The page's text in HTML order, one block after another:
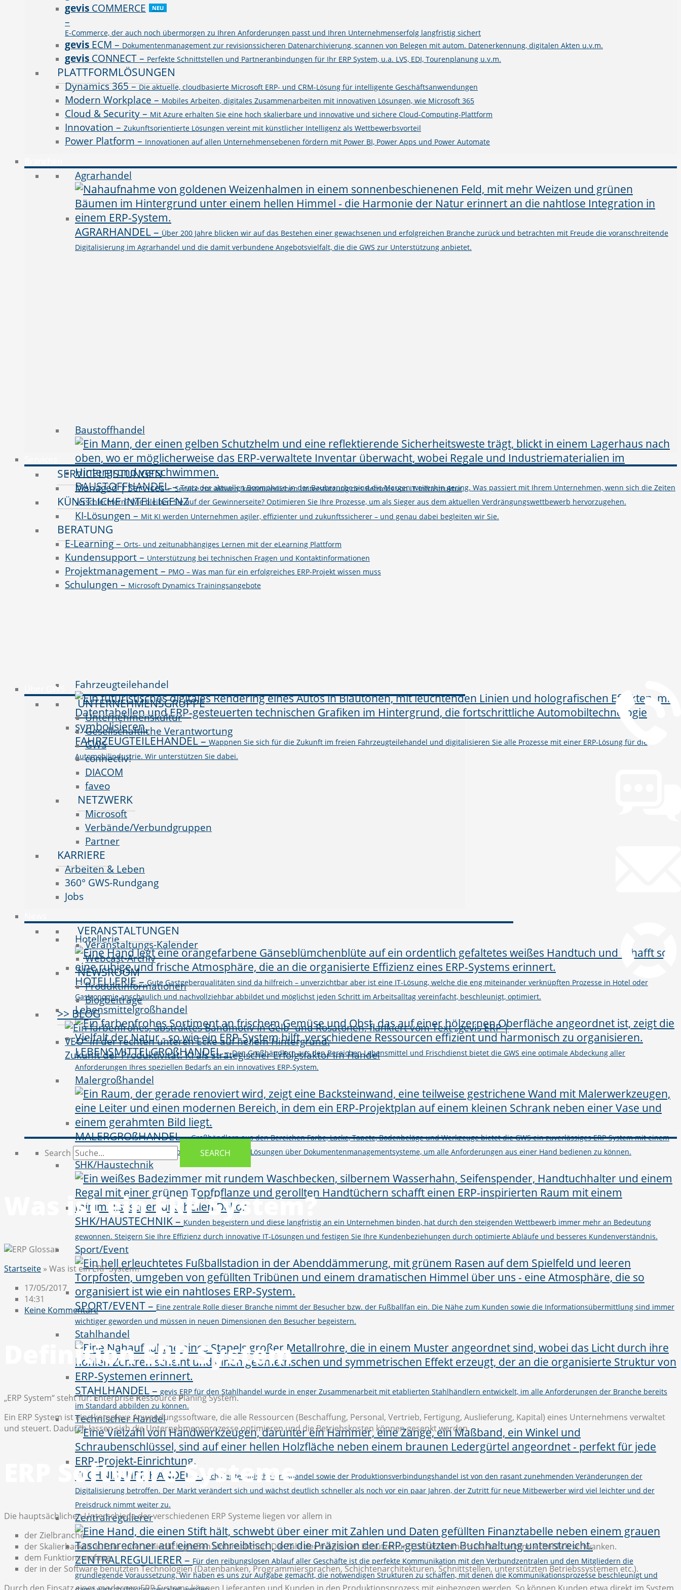
gevis COMMERCE
–
E-Commerce, der auch noch übermorgen zu Ihren Anforderungen passt und Ihren Unternehmenserfolg langfristig sichert
NEU
gevis ECM – Dokumentenmanagement zur revisionssicheren Datenarchivierung, scannen von Belegen mit autom. Datenerkennung, digitalen Akten u.v.m.
gevis CONNECT– Perfekte Schnittstellen und Partneranbindungen für Ihr ERP System, u.a. LVS, EDI, Tourenplanung u.v.m.
PLATTFORMLÖSUNGEN
Dynamics 365–Die aktuelle, cloudbasierte Microsoft ERP- und CRM-Lösung für intelligente Geschäftsanwendungen
Modern Workplace – Mobiles Arbeiten, digitales Zusammenarbeiten mit innovativen Lösungen, wie Microsoft 365
Cloud & Security– Mit Azure erhalten Sie eine hoch skalierbare und innovative und sichere Cloud-Computing-Plattform
Innovation – Zukunftsorientierte Lösungen vereint mit künstlicher Intelligenz als Wettbewerbsvorteil
Power Platform – Innovationen auf allen Unternehmensebenen fördern mit Power BI, Power Apps und Power Automate
Agrarhandel
AGRARHANDEL– Über 200 Jahre blicken wir auf das Bestehen einer gewachsenen und erfolgreichen Branche zurück und betrachten mit Freude die voranschreitende
Digitalisierung im Agrarhandel und die damit verbundene Angebotsvielfalt, die die GWS zur Unterstützung anbietet.
Baustoffhandel
BAUSTOFFHANDEL–Trotz der aktuellen Boomphase in der Baubranche sind die Margen weiterhin gering. Was passiert mit Ihrem Unternehmen, wenn sich die Zeiten
verschlechtern? Wie bleiben Sie auf der Gewinnerseite? Optimieren Sie Ihre Prozesse, um als Sieger aus dem aktuellen Verdrängungswettbewerb hervorzugehen.
Fahrzeugteilehandel
FAHRZEUGTEILEHANDEL– Wappnen Sie sich für die Zukunft im freien Fahrzeugteilehandel und digitalisieren Sie alle Prozesse mit einer ERP-Lösung für die
Automobilindustrie. Wir unterstützen Sie dabei.
Hotellerie
HOTELLERIE–Gute Gastgeberqualitäten sind da hilfreich – unverzichtbar aber ist eine IT-Lösung, welche die eng miteinander verknüpften Prozesse in Hotel oder
Gastronomie anschaulich und nachvollziehbar abbildet und möglichst jeden Schritt im Arbeitsalltag vereinfacht, beschleunigt, optimiert.
Lebensmittelgroßhandel
LEBENSMITTELGROßHANDEL–Den Großhändlern aus den Bereichen Lebensmittel und Frischdienst bietet die GWS eine optimale Abdeckung aller
Anforderungen Ihres speziellen Bedarfs an ein innovatives ERP-System.
Malergroßhandel
MALERGROßHANDEL–Großhändlern aus den Bereichen Farbe, Lacke, Tapete, Bodenbeläge und Werkzeuge bietet die GWS ein zuverlässiges ERP-System mit einem
vielseitigen Produktportfolio von BI, CRM und Shop-Lösungen über Dokumentenmanagementsysteme, um alle Anforderungen aus einer Hand bedienen zu können.
SHK/Haustechnik
SHK/HAUSTECHNIK– Kunden begeistern und diese langfristig an ein Unternehmen binden, hat durch den steigenden Wettbewerb immer mehr an Bedeutung
gewonnen. Steigern Sie Ihre Effizienz durch innovative IT-Lösungen und festigen Sie Ihre Kundenbeziehungen durch optimierte Abläufe und besseres Kundenverständnis.
Sport/Event
SPORT/EVENT– Eine zentrale Rolle dieser Branche nimmt der Besucher bzw. der Fußballfan ein. Die Nähe zum Kunden sowie die Informationsübermittlung sind immer
wichtiger geworden und müssen in neuen Dimensionen den Besucher begeistern.
Stahlhandel
STAHLHANDEL– gevis ERP für den Stahlhandel wurde in enger Zusammenarbeit mit etablierten Stahlhändlern entwickelt, im alle Anforderungen der Branche bereits
im Standard abbilden zu können.
Technischer Handel
TECHNISCHER HANDEL – Auch der technische Großhandel sowie der Produktionsverbindungshandel ist von den rasant zunehmenden Veränderungen der
Digitalisierung betroffen. Der Markt verändert sich und wächst deutlich schneller als noch vor ein paar Jahren, der Zutritt für neue Mitbewerber wird viel leichter und der
Preisdruck nimmt weiter zu.
Zentralregulierer
ZENTRALREGULIERER– Für den reibungslosen Ablauf aller Geschäfte ist die perfekte Kommunikation mit den Verbundzentralen und den Mitgliedern die
grundlegende Voraussetzung. Wir haben es uns zur Aufgabe gemacht, die notwendigen Strukturen zu schaffen, mit denen die Kommunikationsprozesse beschleunigt und
SERVICELEISTUNGEN
Managed | Services–Service zur aktiven, kontinuierlichen Unterstützung des Betriebs von IT-Infrastruktur
KÜNSTLICHE INTELLIGENZ
KI-Lösungen – Mit KI werden Unternehmen agiler, effizienter und zukunftssicherer – und genau dabei begleiten wir Sie.
BERATUNG
E-Learning– Orts- und zeitunabhängiges Lernen mit der eLearning Plattform
Kundensupport– Unterstützung bei technischen Fragen und Kontaktinformationen
Projektmanagement– PMO – Was man für ein erfolgreiches ERP-Projekt wissen muss
Schulungen – Microsoft Dynamics Trainingsangebote
Über GWS
UNTERNEHMENSGRUPPE
Unternehmenskultur
Gesellschaftliche Verantwortung
GWS
connectiv!
DIACOM
faveo
NETZWERK
Microsoft
Verbände/Verbundgruppen
Partner
KARRIERE
Arbeiten & Leben
360° GWS-Rundgang
Jobs
VERANSTALTUNGEN
Veranstaltungs-Kalender
Webcast-Archiv
NEWSROOM
Produktinformationen
Blogbeiträge
>> BLOG
Zukunft der Produktivität: KI als strategischer Erfolgsfaktor im Handel
Search SEARCH
Was ist ein ERP System?
Startseite » Was ist ein ERP System?
17/05/2017
14:31
Keine Kommentare
Definition ERP System
„ERP System“ steht für:EnterpriseRessourcePlaning System.
Ein ERP System ist eine komplexe Anwendungssoftware, die alle Ressourcen (Beschaffung, Personal, Vertrieb, Fertigung, Auslieferung, Kapital) eines Unternehmens verwaltet
und steuert. Dadurch lassen sich die Unternehmensprozesse optimieren und die Betriebskosten können gesenkt werden.
ERP Software Systeme
Die hauptsächlichen Unterschiede der verschiedenen ERP Systeme liegen vor allem in
der Zielbranche
der Skalierbarkeit auf die unterschiedlich großen Unternehmen. Die Zahl der möglichen Benutzer und Unternehmensstandorte kann erheblich schwanken.
dem Funktionsumfang
der in der Software benutzten Technologien (Datenbanken, Programmiersprachen, Schichtenarchitekturen, Schnittstellen, unterstützten Betriebssystemen etc.).